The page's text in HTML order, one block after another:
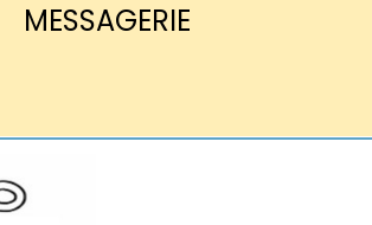
MESSAGERIE